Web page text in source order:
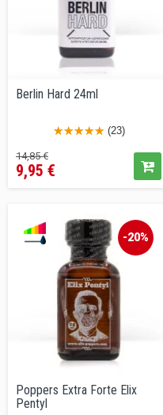
Berlin Hard 24ml
(23)
Prezzo
base
14,85 €Prezzo
9,95 €
-20%
Poppers Extra Forte Elix
Pentyl